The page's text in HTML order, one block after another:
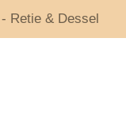
Retie & Dessel